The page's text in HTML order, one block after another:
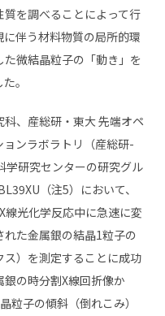
を調べることによって行
伴う材料物質の局所的環
微結晶粒子の「動き」を
。
、産総研・東大 先端オペ
ンラボラトリ（産総研-
学研究センターの研究グル
（注5）において、
線光化学反応中に急速に変
た金属銀の結晶1粒子の
）を測定することに成功
の時分割X線回折像か
粒子の傾斜（倒れこみ）